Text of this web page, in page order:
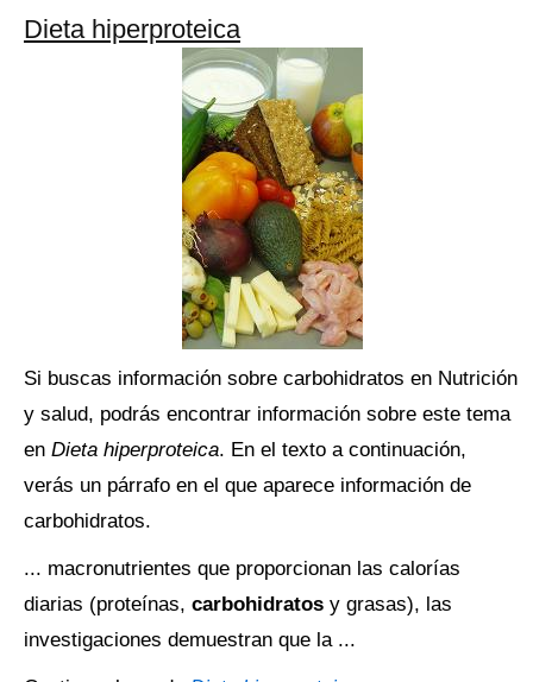
Dieta hiperproteica
Si buscas información sobre carbohidratos en Nutrición
y salud, podrás encontrar información sobre este tema
en Dieta hiperproteica. En el texto a continuación,
verás un párrafo en el que aparece información de
carbohidratos.
... macronutrientes que proporcionan las calorías
diarias (proteínas, carbohidratos y grasas), las
investigaciones demuestran que la ...